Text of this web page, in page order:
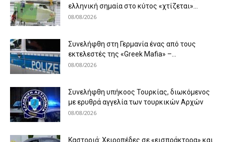
ελληνική σημαία στο κύτος «χτίζεται»...
08/08/2026
Συνελήφθη στη Γερμανία ένας από τους
εκτελεστές της «Greek Mafia» –...
08/08/2026
Συνελήφθη υπήκοος Τουρκίας, διωκόμενος
με ερυθρά αγγελία των τουρκικών Αρχών
08/08/2026
Καστοριά: Χειροπέδες σε «εισπράκτορα» και